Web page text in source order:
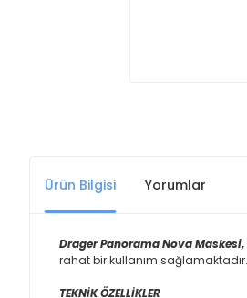
Ürün Bilgisi Yorumlar
Drager Panorama Nova Maskesi,
rahat bir kullanım
TEKNİK ÖZELLİKLER